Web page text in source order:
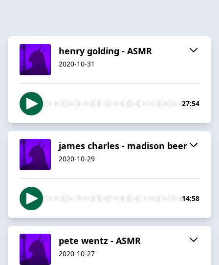
henry golding - ASMR
2020-10-31
27:54
james charles - madison beer
2020-10-29
14:58
pete wentz - ASMR
2020-10-27